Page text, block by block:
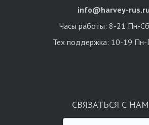
info@harvey-
Часы работы: 8-21 Пн-
Тех поддержка: 10-19
СВЯЗАТЬСЯ С